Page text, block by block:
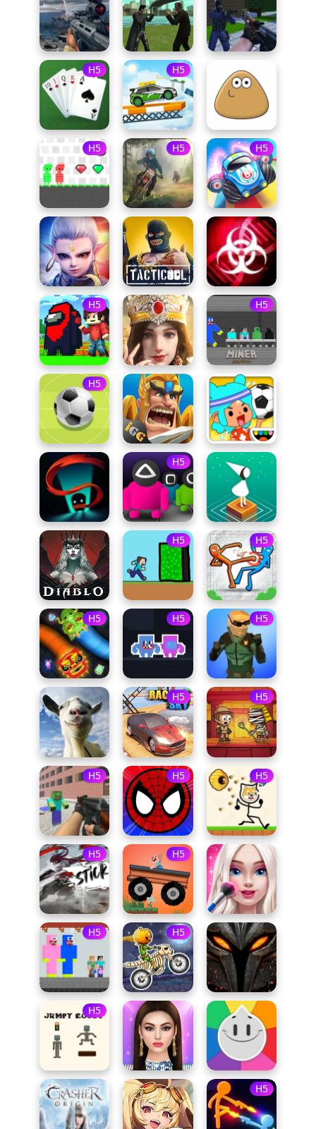
H5 H5
H5 H5 H5
H5 H5
H5
H5
H5 H5
H5 H5 H5
H5 H5
H5 H5 H5
H5 H5
H5 H5
H5
H5